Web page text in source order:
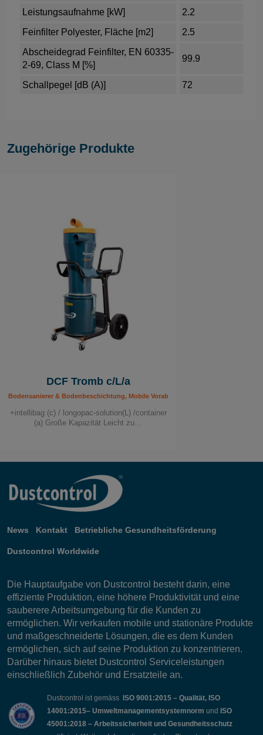
Leistungsaufnahme [kW]
2.2
Feinfilter Polyester, Fläche [m2]
2.5
Abscheidegrad Feinfilter, EN 60335-
2-69, Class M [%]
99.9
Schallpegel [dB (A)] 72
Zugehörige Produkte
DCF Tromb c/L/a
Bodensanierer & Bodenbeschichtung, Mobile Vorabscheider, Mobile
+intellibag (c) / longopac-solution(L) /container
(a) Große Kapazität Leicht zu…
News Kontakt Betriebliche Gesundheitsförderung
Dustcontrol Worldwide
Die Hauptaufgabe von Dustcontrol besteht darin, eine
effiziente Produktion, eine höhere Produktivität und eine
sauberere Arbeitsumgebung für die Kunden zu
ermöglichen. Wir verkaufen mobile und stationäre Produkte
und maßgeschneiderte Lösungen, die es dem Kunden
ermöglichen, sich auf seine Produktion zu konzentrieren.
Darüber hinaus bietet Dustcontrol Serviceleistungen
einschließlich Zubehör und Ersatzteile an.
Dustcontrol ist gemäss
ISO 9001:2015 – Qualität, ISO
14001:2015– Umweltmanagementsystemnorm und ISO
45001:2018 – Arbeitssicherheit und Gesundheitsschutz